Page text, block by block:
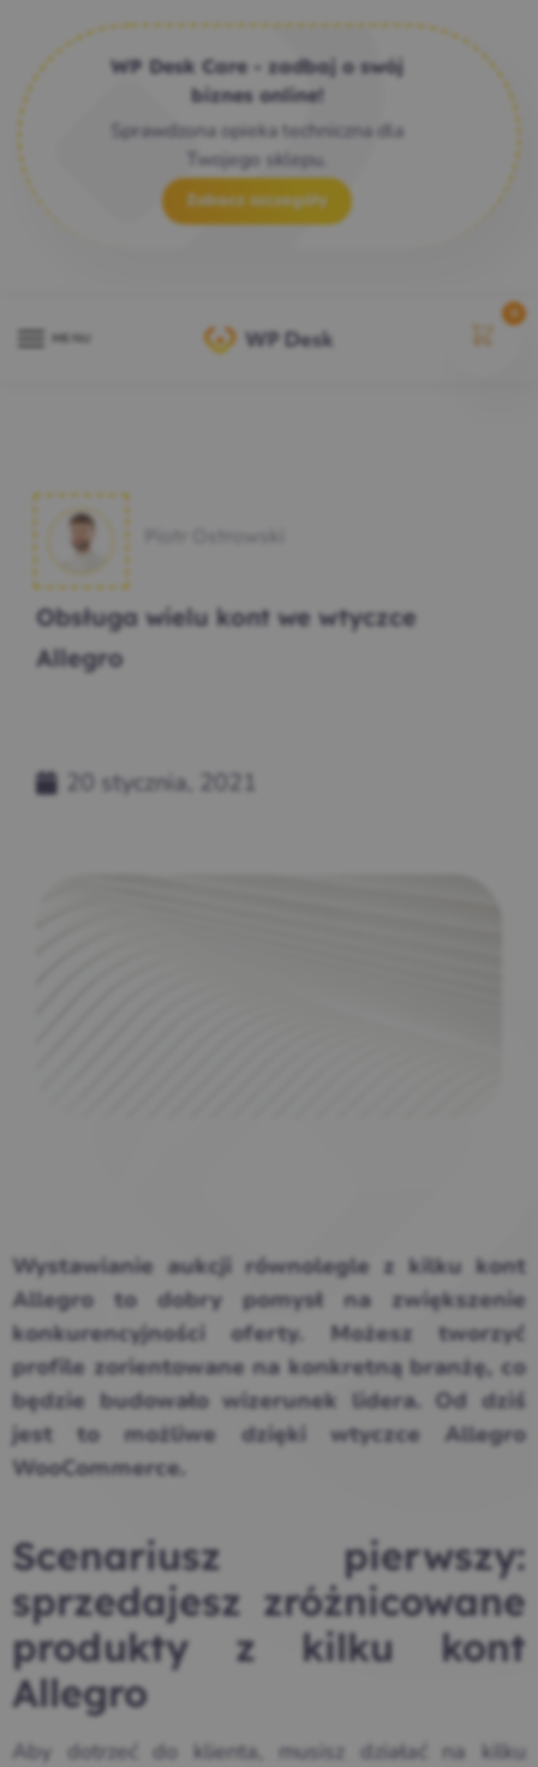
WP Desk Care - zadbaj o swój
biznes online!
Sprawdzona opieka techniczna dla
Twojego sklepu.
Zobacz szczegóły
Obsługa wielu kont we wtyczce
Allegro
20 stycznia, 2021
Wystawianie aukcji równolegle z kilku kont
Allegro to dobry pomysł na zwiększenie
konkurencyjności oferty. Możesz tworzyć
profile zorientowane na konkretną branżę, co
będzie budowało wizerunek lidera. Od dziś
jest to możliwe dzięki wtyczce Allegro
WooCommerce.
Scenariusz pierwszy:
sprzedajesz zróżnicowane
produkty z kilku kont
Allegro
Aby dotrzeć do klienta, musisz działać na kilku